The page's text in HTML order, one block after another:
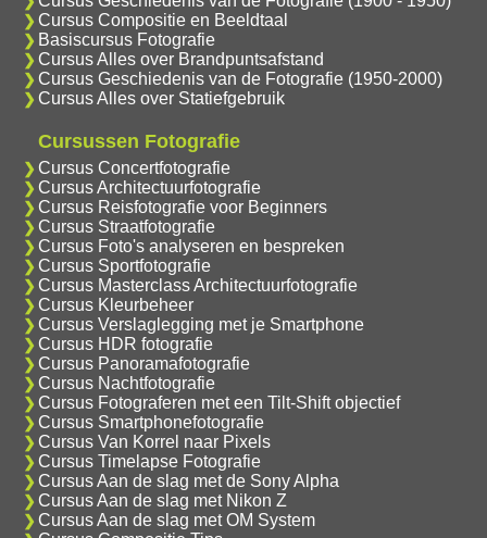
Cursus Compositie en Beeldtaal
Basiscursus Fotografie
Cursus Alles over Brandpuntsafstand
Cursus Geschiedenis van de Fotografie (1950-2000)
Cursus Alles over Statiefgebruik
Cursussen Fotografie
Cursus Concertfotografie
Cursus Architectuurfotografie
Cursus Reisfotografie voor Beginners
Cursus Straatfotografie
Cursus Foto's analyseren en bespreken
Cursus Sportfotografie
Cursus Masterclass Architectuurfotografie
Cursus Kleurbeheer
Cursus Verslaglegging met je Smartphone
Cursus HDR fotografie
Cursus Panoramafotografie
Cursus Nachtfotografie
Cursus Fotograferen met een Tilt-Shift objectief
Cursus Smartphonefotografie
Cursus Van Korrel naar Pixels
Cursus Timelapse Fotografie
Cursus Aan de slag met de Sony Alpha
Cursus Aan de slag met Nikon Z
Cursus Aan de slag met OM System